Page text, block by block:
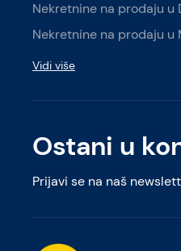
Ostani u
Prijavi se na naš
Nekretnine na prodaju u
Nekretnine na prodaju u
Vidi više